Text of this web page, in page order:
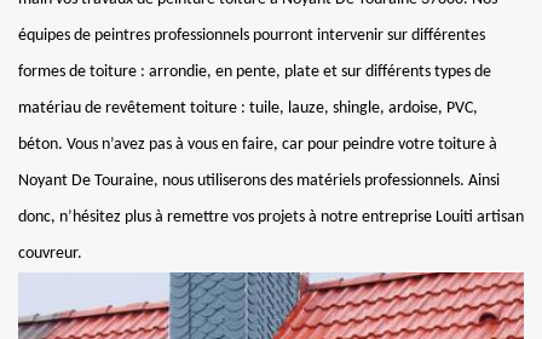
équipes de peintres professionnels pourront intervenir sur différentes
formes de toiture : arrondie, en pente, plate et sur différents types de
matériau de revêtement toiture : tuile, lauze, shingle, ardoise, PVC,
béton. Vous n’avez pas à vous en faire, car pour peindre votre toiture à
Noyant De Touraine, nous utiliserons des matériels professionnels. Ainsi
donc, n’hésitez plus à remettre vos projets à notre entreprise Louiti artisan
couvreur.